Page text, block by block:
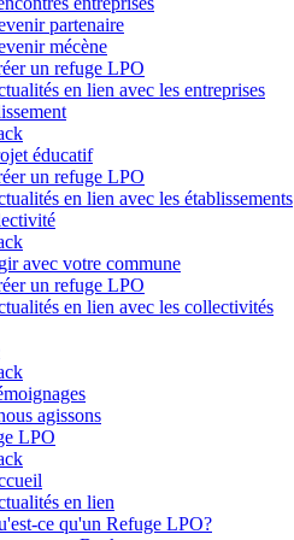
partenaire
mécène
un refuge LPO
en lien avec les entreprises
éducatif
un refuge LPO
en lien avec les établissements
avec votre commune
un refuge LPO
en lien avec les collectivités
agissons
LPO
en lien
ce qu'un Refuge LPO?